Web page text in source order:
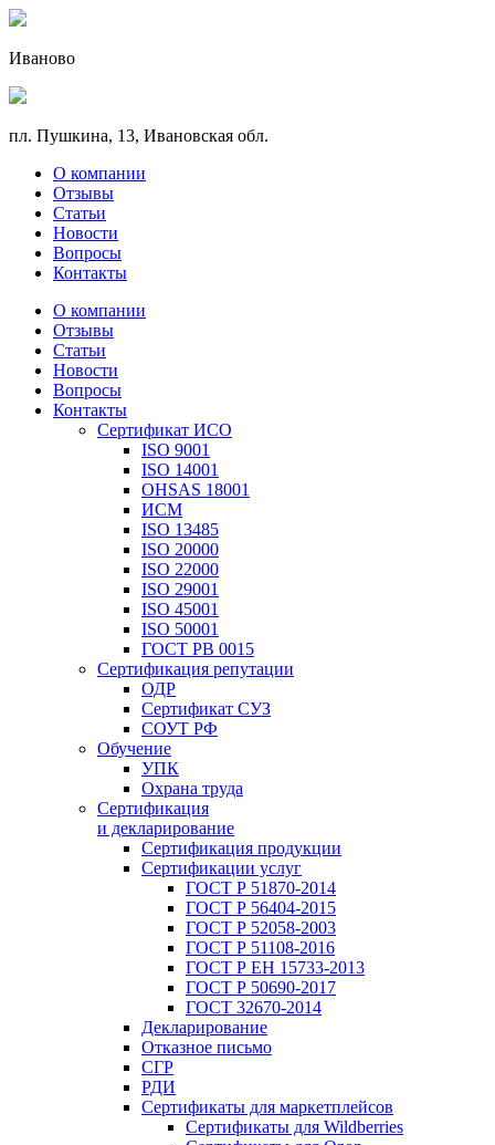
Иваново
пл. Пушкина, 13, Ивановская обл.
О компании
Отзывы
Статьи
Новости
Вопросы
Контакты
О компании
Отзывы
Статьи
Новости
Вопросы
Контакты
Сертификат ИСО
ISO 9001
ISO 14001
OHSAS 18001
ИСМ
ISO 13485
ISO 20000
ISO 22000
ISO 29001
ISO 45001
ISO 50001
ГОСТ РВ 0015
Сертификация репутации
ОДР
Сертификат СУЗ
СОУТ РФ
Обучение
УПК
Охрана труда
Сертификация
и декларирование
Сертификация продукции
Сертификации услуг
ГОСТ Р 51870-2014
ГОСТ Р 56404-2015
ГОСТ Р 52058-2003
ГОСТ Р 51108-2016
ГОСТ Р ЕН 15733-2013
ГОСТ Р 50690-2017
ГОСТ 32670-2014
Декларирование
Отказное письмо
СГР
РДИ
Сертификаты для маркетплейсов
Сертификаты для Wildberries